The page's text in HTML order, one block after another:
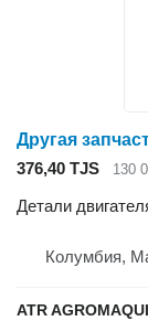
376,40 TJS 130
Детали
Колумбия,
ATR